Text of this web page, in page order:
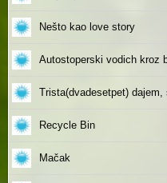
Nešto kao love story
Autostoperski vodich kroz
Trista(dvadesetpet)
Recycle Bin
Mačak